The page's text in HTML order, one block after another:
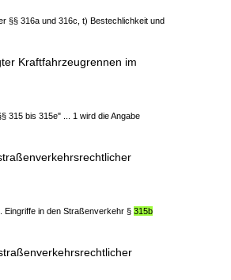
§§ 316a und 316c, t) Bestechlichkeit und
Kraftfahrzeugrennen im
315 bis 315e" ... 1 wird die Angabe
in den Straßenverkehr § 315b